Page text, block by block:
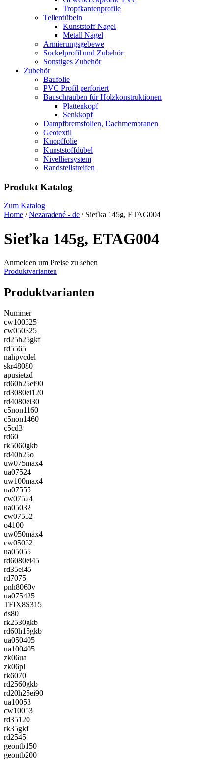
Tropfkantenprofile
Tellerdübeln
Kunststoff Nagel
Metall Nagel
Armierungsgebewe
Sockelprofil und Zubehör
Sonstiges Zubehör
Zubehör
Baufolie
PVC Profil perforiert
Bauschrauben für Holzkonstruktionen
Plattenkopf
Senkkopf
Dampfbremsfolien, Dachmembranen
Geotextil
Knopffolie
Kunststoffdübel
Nivelliersystem
Randstellstreifen
Produkt Katalog
Zum Katalog
Home /Nezaradené - de / Sieťka 145g, ETAG004
Sieťka 145g, ETAG004
Anmelden um Preise zu sehen
Produktvarianten
Produktvarianten
Nummer
cw100325
cw050325
rd25h25gkf
rd5565
nahpvcdel
skr48080
apusietzd
rd60h25ei90
rd3080ei120
rd4080ei30
c5non1160
c5non1460
c5cd3
rd60
rk5060gkb
rd40h25o
uw075max4
ua07524
uw100max4
ua07555
cw07524
ua05032
cw07532
o4100
uw050max4
cw05032
ua05055
rd6080ei45
rd35ei45
rd7075
pnh8060v
ua075425
TFIX8S315
ds80
rk2530gkb
rd60h15gkb
ua050405
ua100405
zk06ua
zk06pl
rk6070
rd2560gkb
rd20h25ei90
ua10053
cw10053
rd35120
rk35gkf
rd2545
geontb150
geontb200